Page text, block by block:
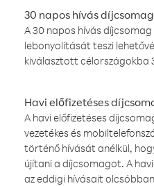
30 napos hívás
A 30 napos hívás
lebonyolítását teszi
kiválasztott célországokba
Havi előfizetéses
A havi előfizetéses
vezetékes és
történő hívását anélkül,
újítani a díjcsomagot. A
az eddigi hívásait